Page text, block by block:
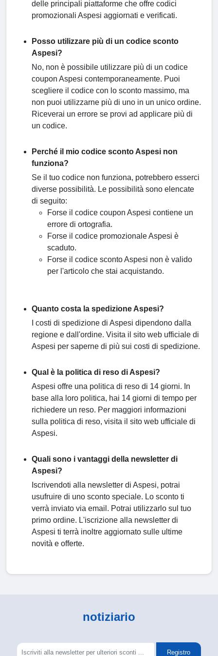
delle principali piattaforme che offre codici
promozionali Aspesi aggiornati e verificati.
Posso utilizzare più di un codice sconto
Aspesi?
No, non è possibile utilizzare più di un codice
coupon Aspesi contemporaneamente. Puoi
scegliere il codice con lo sconto massimo, ma
non puoi utilizzarne più di uno in un unico ordine.
Riceverai un errore se provi ad applicare più di
un codice.
Perché il mio codice sconto Aspesi non
funziona?
Se il tuo codice non funziona, potrebbero esserci
diverse possibilità. Le possibilità sono elencate
di seguito:
Forse il codice coupon Aspesi contiene un
errore di ortografia.
Forse il codice promozionale Aspesi è
scaduto.
Forse il codice sconto Aspesi non è valido
per l'articolo che stai acquistando.
Quanto costa la spedizione Aspesi?
I costi di spedizione di Aspesi dipendono dalla
regione e dall'ordine. Visita il sito web ufficiale di
Aspesi per saperne di più sui costi di spedizione.
Qual è la politica di reso di Aspesi?
Aspesi offre una politica di reso di 14 giorni. In
base alla loro politica, hai 14 giorni di tempo per
richiedere un reso. Per maggiori informazioni
sulla politica di reso, visita il sito web ufficiale di
Aspesi.
Quali sono i vantaggi della newsletter di
Aspesi?
Iscrivendoti alla newsletter di Aspesi, potrai
usufruire di uno sconto speciale. Lo sconto ti
verrà inviato via email. Potrai utilizzarlo sul tuo
primo ordine. L'iscrizione alla newsletter di
Aspesi ti terrà inoltre aggiornato sulle ultime
novità e offerte.
notiziario
Registro